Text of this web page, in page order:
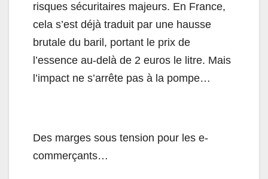
risques sécuritaires majeurs. En France,
cela s’est déjà traduit par une hausse
brutale du baril, portant le prix de
l’essence au-delà de 2 euros le litre. Mais
l’impact ne s’arrête pas à la pompe…
Des marges sous tension pour les e-
commerçants…